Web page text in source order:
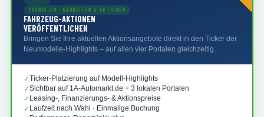
PROMOTION · NEUHEITEN & AKTIONEN
FAHRZEUG-AKTIONEN
VERÖFFENTLICHEN
Bringen Sie Ihre aktuellen Aktionsangebote direkt in den Ticker der
Neumodelle-Highlights – auf allen vier Portalen gleichzeitig.
✓Ticker-Platzierung auf Modell-Highlights
✓Sichtbar auf 1A-Automarkt.de + 3 lokalen Portalen
✓ Leasing-, Finanzierungs- & Aktionspreise
✓ Laufzeit nach Wahl · Einmalige Buchung